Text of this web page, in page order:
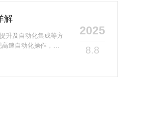
解
升及自动化集成等方
速自动化操作，包
：减少人工依赖，
电子组合秤和触摸
2025
8.8